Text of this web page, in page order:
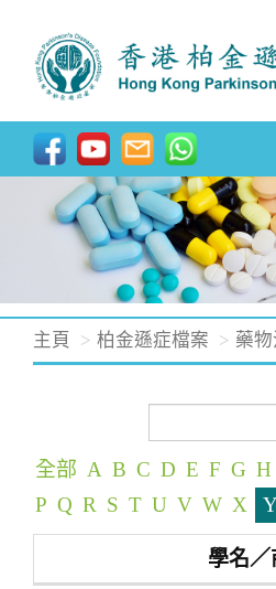
主頁 柏金遜症檔案 藥
全部 A B C D E F G H
P Q R S T U V W X
學名／